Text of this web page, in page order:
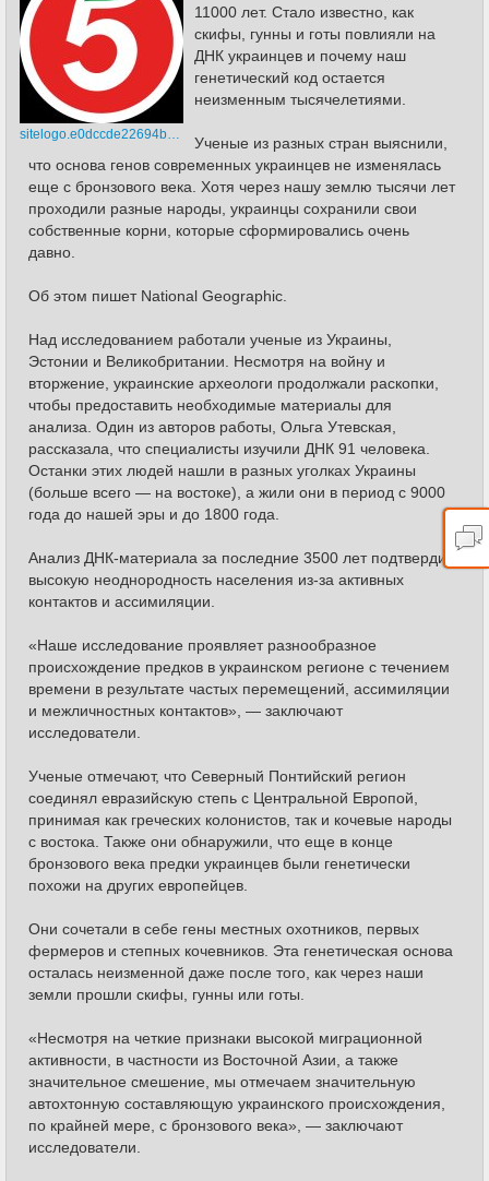
sitelogo.e0dccde22694be5b.png
11000 лет. Стало известно, как
скифы, гунны и готы повлияли на
ДНК украинцев и почему наш
генетический код остается
неизменным тысячелетиями.
Ученые из разных стран выяснили,
что основа генов современных украинцев не изменялась
еще с бронзового века. Хотя через нашу землю тысячи лет
проходили разные народы, украинцы сохранили свои
собственные корни, которые сформировались очень
давно.
Об этом пишет National Geographic.
Над исследованием работали ученые из Украины,
Эстонии и Великобритании. Несмотря на войну и
вторжение, украинские археологи продолжали раскопки,
чтобы предоставить необходимые материалы для
анализа. Один из авторов работы, Ольга Утевская,
рассказала, что специалисты изучили ДНК 91 человека.
Останки этих людей нашли в разных уголках Украины
(больше всего — на востоке), а жили они в период с 9000
года до нашей эры и до 1800 года.
Анализ ДНК-материала за последние 3500 лет подтвердил
высокую неоднородность населения из-за активных
контактов и ассимиляции.
«Наше исследование проявляет разнообразное
происхождение предков в украинском регионе с течением
времени в результате частых перемещений, ассимиляции
и межличностных контактов», — заключают
исследователи.
Ученые отмечают, что Северный Понтийский регион
соединял евразийскую степь с Центральной Европой,
принимая как греческих колонистов, так и кочевые народы
с востока. Также они обнаружили, что еще в конце
бронзового века предки украинцев были генетически
похожи на других европейцев.
Они сочетали в себе гены местных охотников, первых
фермеров и степных кочевников. Эта генетическая основа
осталась неизменной даже после того, как через наши
земли прошли скифы, гунны или готы.
«Несмотря на четкие признаки высокой миграционной
активности, в частности из Восточной Азии, а также
значительное смешение, мы отмечаем значительную
автохтонную составляющую украинского происхождения,
по крайней мере, с бронзового века», — заключают
исследователи.